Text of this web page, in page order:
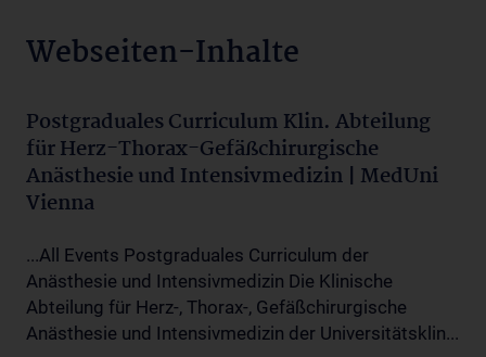
Webseiten-Inhalte
Postgraduales Curriculum Klin. Abteilung
für Herz-Thorax-Gefäßchirurgische
Anästhesie und Intensivmedizin | MedUni
Vienna
...All Events Postgraduales Curriculum der
Anästhesie und Intensivmedizin Die Klinische
Abteilung für Herz-, Thorax-, Gefäßchirurgische
Anästhesie und Intensivmedizin der Universitätsklin...